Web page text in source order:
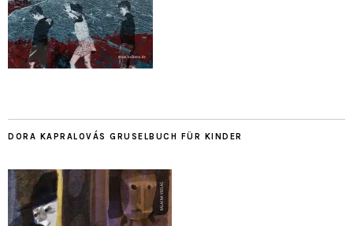
DORA KAPRALOVÁS GRUSELBUCH FÜR KINDER